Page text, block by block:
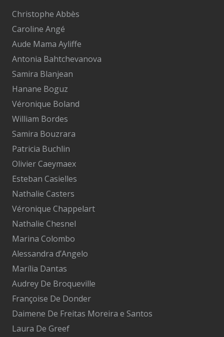
Christophe Abbès
Caroline Angé
Aude Mama Ayliffe
Antonia Bahtchevanova
Samira Blanjean
Hanane Boguz
Véronique Boland
William Bordes
Samira Bouzrara
Patricia Buchlin
Olivier Caeymaex
Esteban Casielles
Nathalie Casters
Véronique Chappelart
Nathalie Chesnel
Marina Colombo
Alessandra d’Angelo
Marília Dantas
Audrey De Broqueville
Françoise De Donder
Daimene De Freitas Moreira e Santos
Laura De Greef